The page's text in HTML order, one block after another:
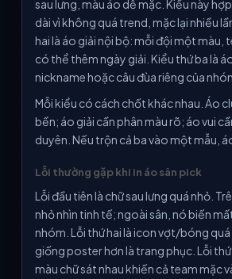
sau lưng, màu áo dễ mặc. Kiểu này
dài vì không quá trend, mặc lại nhiều
hai là áo giải nội bộ: mỗi đội một màu,
có thể thêm ngày giải. Kiểu thứ ba là
nickname hoặc câu đùa riêng của
Mỗi kiểu có cách chốt khác nhau. Áo
bền; áo giải cần phân màu rõ; áo vui
duyên. Nếu trộn cả ba vào một mẫu,
Lỗi thường gặp khi in áo sân pick
Lỗi đầu tiên là chữ sau lưng quá nhỏ.
nhỏ nhìn tinh tế; ngoài sân, nó biến
nhóm. Lỗi thứ hai là icon vợt/bóng quá
giống poster hơn là trang phục. Lỗi thứ
màu chữ sát nhau khiến cả team mặc